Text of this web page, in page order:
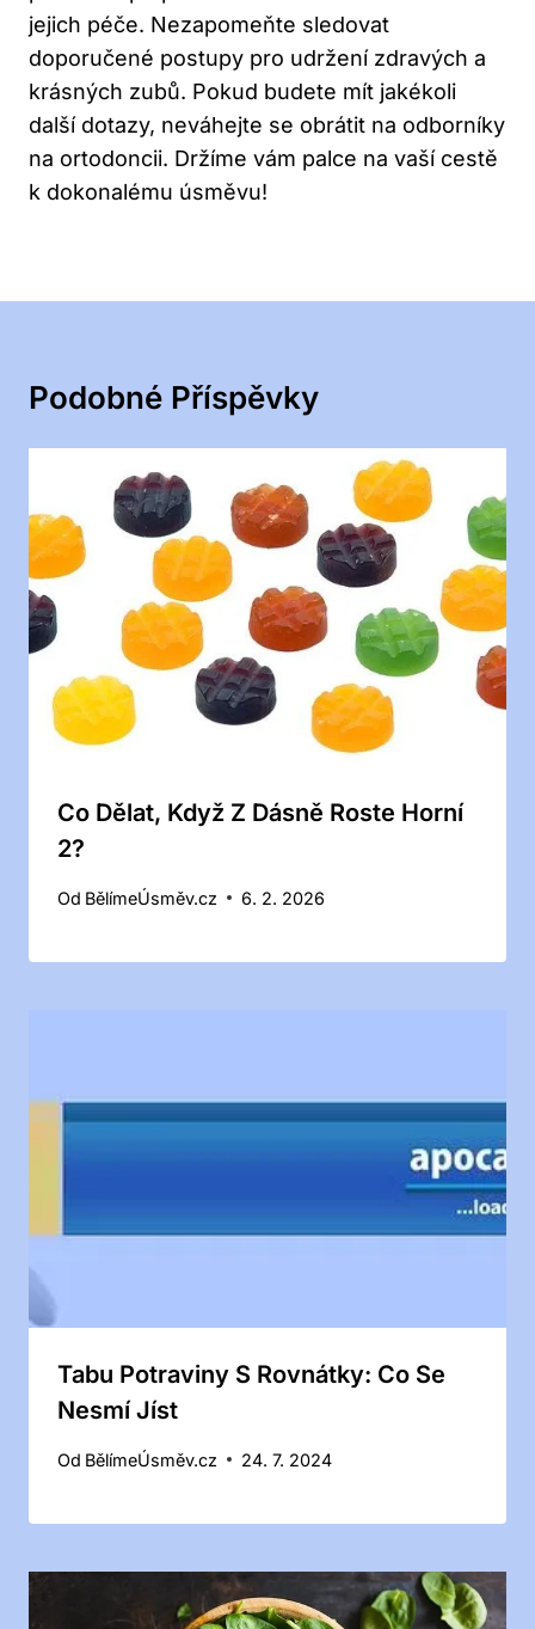
jejich péče. Nezapomeňte sledovat
doporučené postupy pro udržení zdravých a
krásných zubů. Pokud budete mít jakékoli
další dotazy, neváhejte se obrátit na odborníky
na ortodoncii. Držíme vám palce na vaší cestě
k dokonalému úsměvu!
Podobné Příspěvky
Co Dělat, Když Z Dásně Roste Horní
2?
Od BělímeÚsměv.cz 6. 2. 2026
Tabu Potraviny S Rovnátky: Co Se
Nesmí Jíst
Od BělímeÚsměv.cz 24. 7. 2024